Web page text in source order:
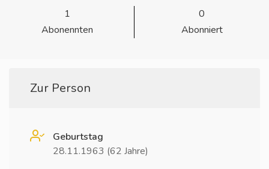
1
Abonennten
0
Abonniert
Zur Person
Geburtstag
28.11.1963 (62 Jahre)